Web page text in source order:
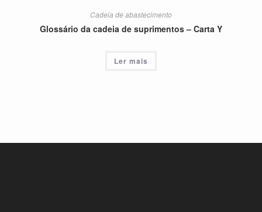
Cadeia de abastecimento
Glossário da cadeia de suprimentos – Carta Y
Ler mais